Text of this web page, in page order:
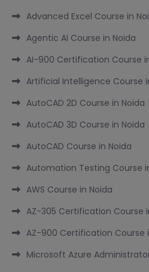
Advanced Excel Course in
Agentic AI Course in Noida
AI-900 Certification Course
Artificial Intelligence Course
AutoCAD 2D Course in Noida
AutoCAD 3D Course in Noida
AutoCAD Course in Noida
Automation Testing Course
AWS Course in Noida
AZ-305 Certification Course
AZ-900 Certification Course
Microsoft Azure